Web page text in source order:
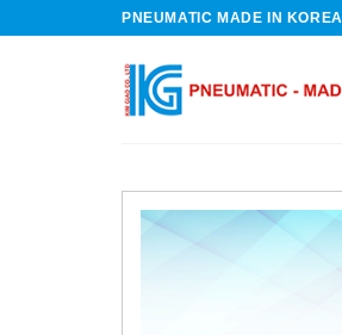
PNEUMATIC MADE IN KOREA